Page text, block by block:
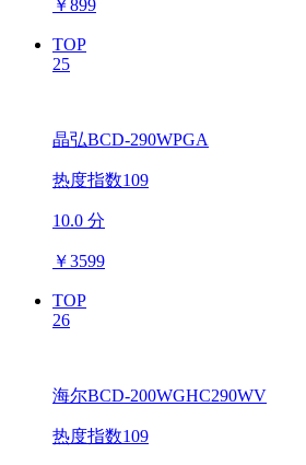
￥ 899
TOP
25
晶弘BCD-290WPGA
热度指数109
10.0 分
￥3599
TOP
26
海尔BCD-200WGHC290WV
热度指数109